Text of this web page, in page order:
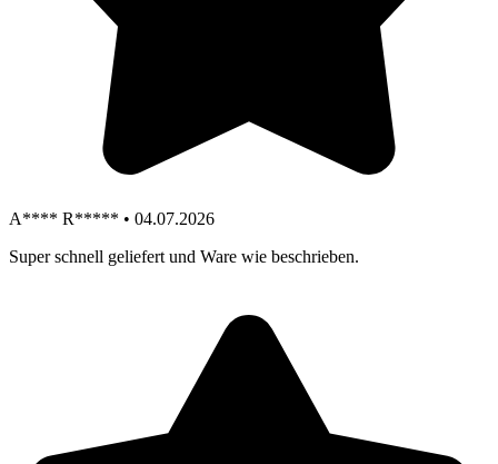
A**** R***** • 04.07.2026
Super schnell geliefert und Ware wie beschrieben.